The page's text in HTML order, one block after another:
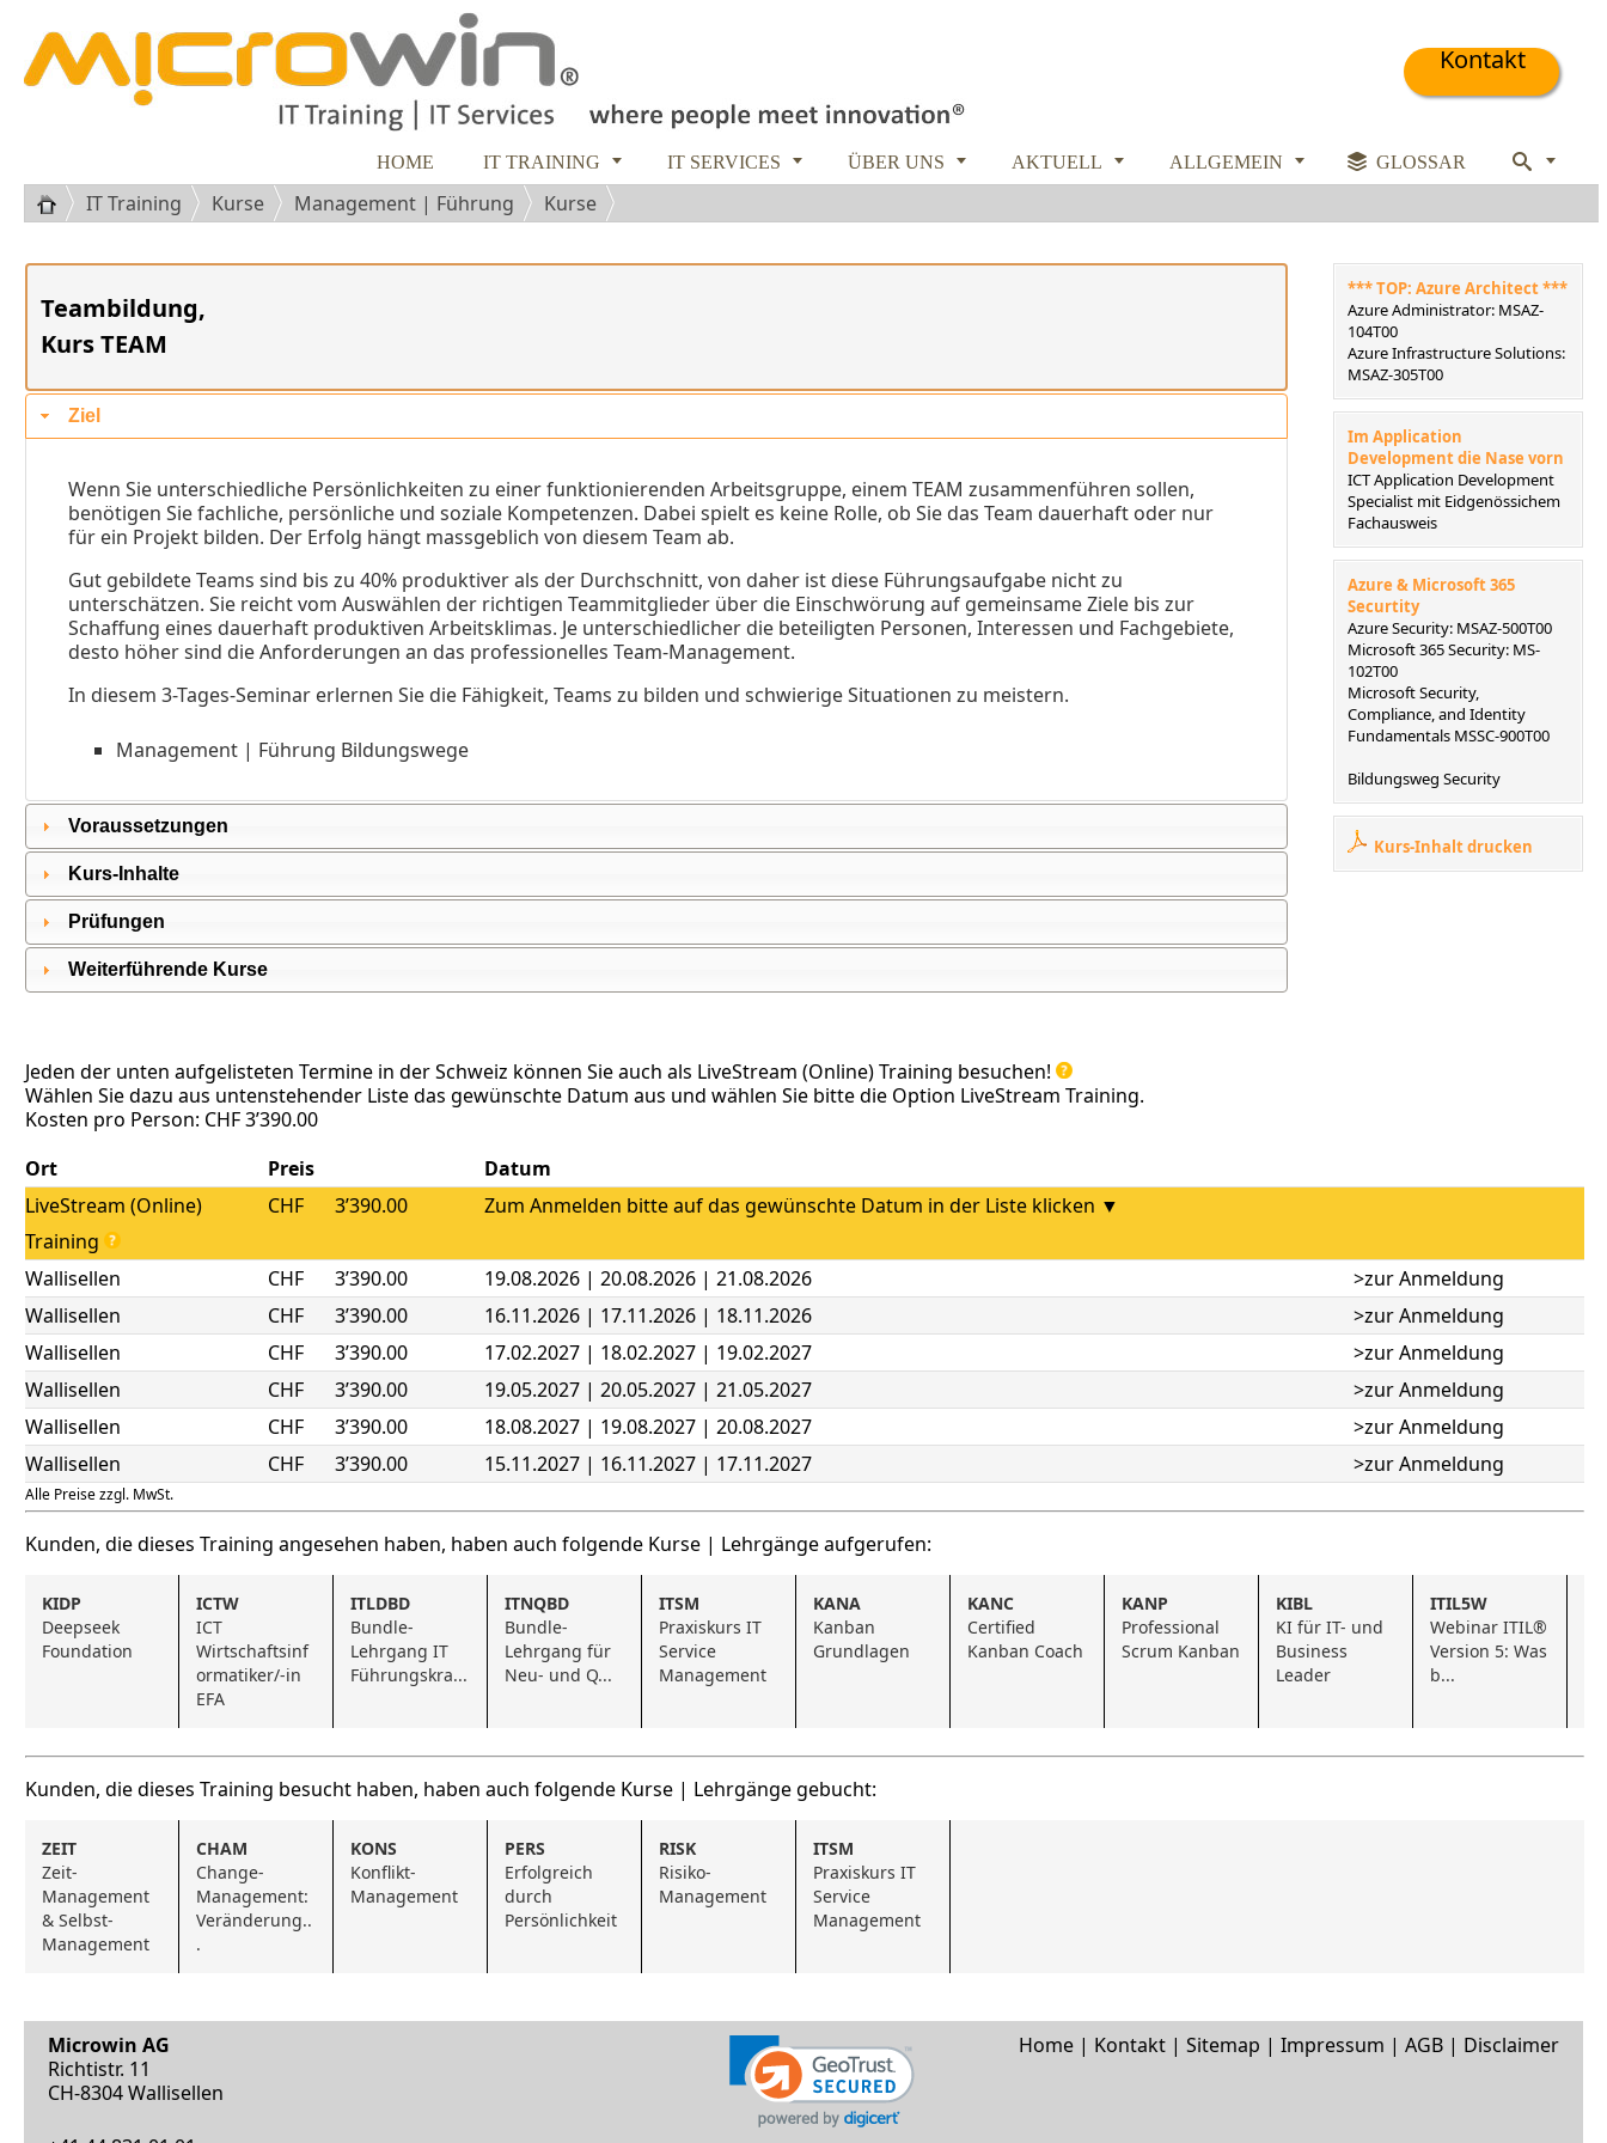
Kontakt
HOME IT TRAINING  IT SERVICES  ÜBER UNS  AKTUELL  ALLGEMEIN   GLOSSAR  
IT Training Kurse Management | Führung Kurse
Teambildung,
Kurs TEAM
Ziel
Wenn Sie unterschiedliche Persönlichkeiten zu einer funktionierenden Arbeitsgruppe, einem TEAM zusammenführen sollen,
benötigen Sie fachliche, persönliche und soziale Kompetenzen. Dabei spielt es keine Rolle, ob Sie das Team dauerhaft oder nur
für ein Projekt bilden. Der Erfolg hängt massgeblich von diesem Team ab.
Gut gebildete Teams sind bis zu 40% produktiver als der Durchschnitt, von daher ist diese Führungsaufgabe nicht zu
unterschätzen. Sie reicht vom Auswählen der richtigen Teammitglieder über die Einschwörung auf gemeinsame Ziele bis zur
Schaffung eines dauerhaft produktiven Arbeitsklimas. Je unterschiedlicher die beteiligten Personen, Interessen und Fachgebiete,
desto höher sind die Anforderungen an das professionelles Team-Management.
In diesem 3-Tages-Seminar erlernen Sie die Fähigkeit, Teams zu bilden und schwierige Situationen zu meistern.
Management | Führung Bildungswege
Voraussetzungen
Kurs-Inhalte
Prüfungen
Weiterführende Kurse
*** TOP: Azure Architect ***
Azure Administrator: MSAZ-
104T00
Azure Infrastructure Solutions:
MSAZ-305T00
Im Application
Development die Nase vorn
ICT Application Development
Specialist mit Eidgenössichem
Fachausweis
Azure & Microsoft 365
Securtity
Azure Security: MSAZ-500T00
Microsoft 365 Security: MS-
102T00
Microsoft Security,
Compliance, and Identity
Fundamentals MSSC-900T00
Bildungsweg Security
Kurs-Inhalt drucken
Jeden der unten aufgelisteten Termine in der Schweiz können Sie auch als LiveStream (Online) Training besuchen!
Wählen Sie dazu aus untenstehender Liste das gewünschte Datum aus und wählen Sie bitte die Option LiveStream Training.
Kosten pro Person: CHF 3’390.00
Ort
Preis
Datum
LiveStream (Online)
Training
CHF 3’390.00 Zum Anmelden bitte auf das gewünschte Datum in der Liste klicken ▼
Wallisellen CHF 3’390.00 19.08.2026 | 20.08.2026 | 21.08.2026
>zur Anmeldung
Wallisellen
CHF 3’390.00 16.11.2026 | 17.11.2026 | 18.11.2026
>zur Anmeldung
Wallisellen
CHF 3’390.00 17.02.2027 | 18.02.2027 | 19.02.2027
>zur Anmeldung
Wallisellen
CHF 3’390.00 19.05.2027 | 20.05.2027 | 21.05.2027
>zur Anmeldung
Wallisellen
CHF 3’390.00 18.08.2027 | 19.08.2027 | 20.08.2027
>zur Anmeldung
Wallisellen
CHF 3’390.00 15.11.2027 | 16.11.2027 | 17.11.2027 >zur Anmeldung
Alle Preise zzgl. MwSt.
Kunden, die dieses Training angesehen haben, haben auch folgende Kurse | Lehrgänge aufgerufen:
KIDP
Deepseek
Foundation
ICTW
ICT
Wirtschaftsinf
ormatiker/-in
EFA
ITLDBD
Bundle-
Lehrgang IT
Führungskra...
ITNQBD
Bundle-
Lehrgang für
Neu- und Q...
ITSM
Praxiskurs IT
Service
Management
KANA
Kanban
Grundlagen
KANC
Certified
Kanban Coach
KANP
Professional
Scrum Kanban
KIBL
KI für IT- und
Business
Leader
ITIL5W
Webinar ITIL®
Version 5: Was
b...
Kunden, die dieses Training besucht haben, haben auch folgende Kurse | Lehrgänge gebucht:
ZEIT
Zeit-
Management
& Selbst-
Management
CHAM
Change-
Management:
Veränderung..
.
KONS
Konflikt-
Management
PERS
Erfolgreich
durch
Persönlichkeit
RISK
Risiko-
Management
ITSM
Praxiskurs IT
Service
Management
Microwin AG
Richtistr. 11
CH-8304 Wallisellen
Home | Kontakt | Sitemap | Impressum | AGB | Disclaimer